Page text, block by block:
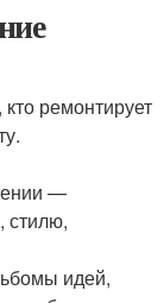
ремонтирует
—
стилю,
идей,